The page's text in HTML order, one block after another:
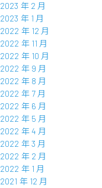
2023 年 2 月
2023 年 1 月
2022 年 12 月
2022 年 11 月
2022 年 10 月
2022 年 9 月
2022 年 8 月
2022 年 7 月
2022 年 6 月
2022 年 5 月
2022 年 4 月
2022 年 3 月
2022 年 2 月
2022 年 1 月
2021 年 12 月